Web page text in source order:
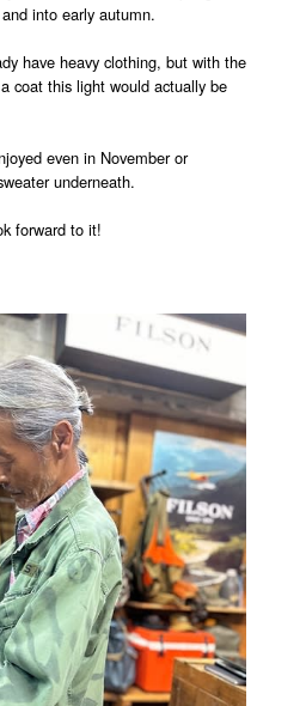
into early autumn.
have heavy clothing, but with the
coat this light would actually be
even in November or
underneath.
forward to it!